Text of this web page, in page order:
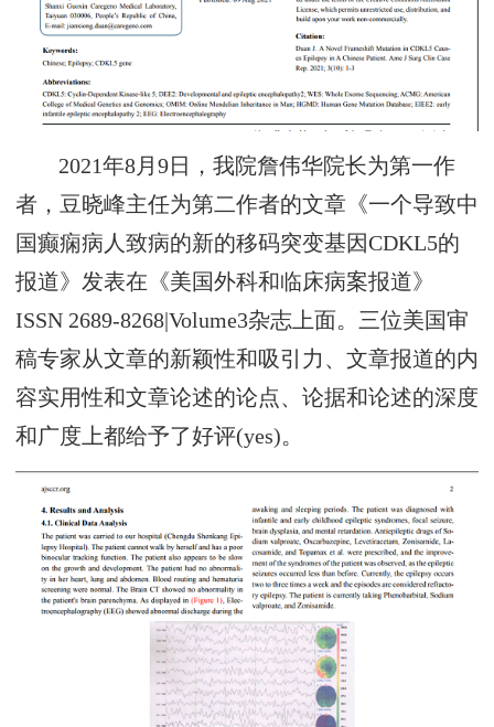
2021年8月9日，我院詹伟华院长为第一作
者，豆晓峰主任为第二作者的文章《一个导致中
国癫痫病人致病的新的移码突变基因CDKL5的
报道》发表在《美国外科和临床病案报道》
ISSN 2689-8268|Volume3杂志上面。三位美国审
稿专家从文章的新颖性和吸引力、文章报道的内
容实用性和文章论述的论点、论据和论述的深度
和广度上都给予了好评(yes)。